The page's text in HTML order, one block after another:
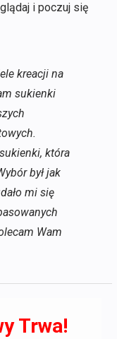
i poczuj się
kreacji na
sukienki
która
był jak
mi się
Wam
Trwa!